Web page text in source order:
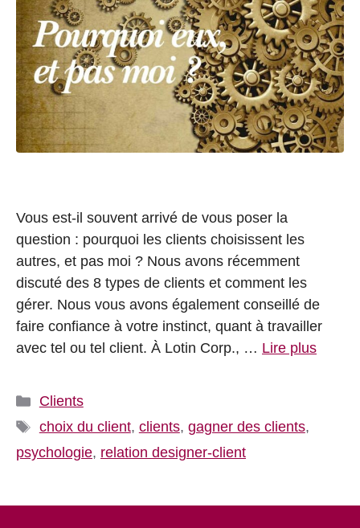
Vous est-il souvent arrivé de vous poser la
question : pourquoi les clients choisissent les
autres, et pas moi ? Nous avons récemment
discuté des 8 types de clients et comment les
gérer. Nous vous avons également conseillé de
faire confiance à votre instinct, quant à travailler
avec tel ou tel client. À Lotin Corp., … Lire plus
Catégories
Clients
Étiquettes
choix du client, clients, gagner des clients,
psychologie, relation designer-client